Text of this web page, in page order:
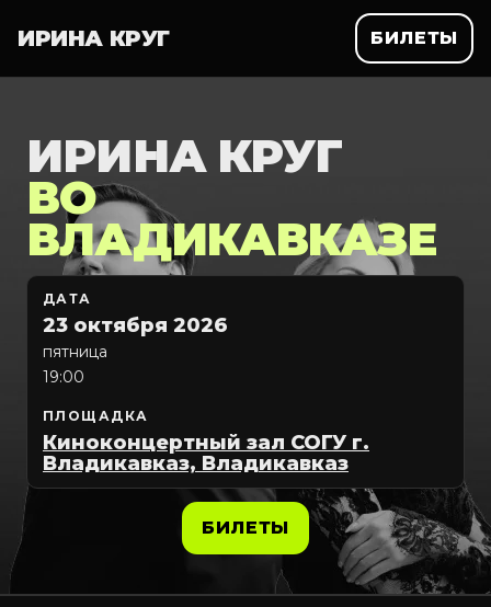
ИРИНА КРУГ БИЛЕТЫ
ИРИНА КРУГ
ВО
ВЛАДИКАВКАЗЕ
ДАТА
23 октября 2026
пятница
19:00
ПЛОЩАДКА
Киноконцертный зал СОГУ г.
Владикавказ, Владикавказ
БИЛЕТЫ